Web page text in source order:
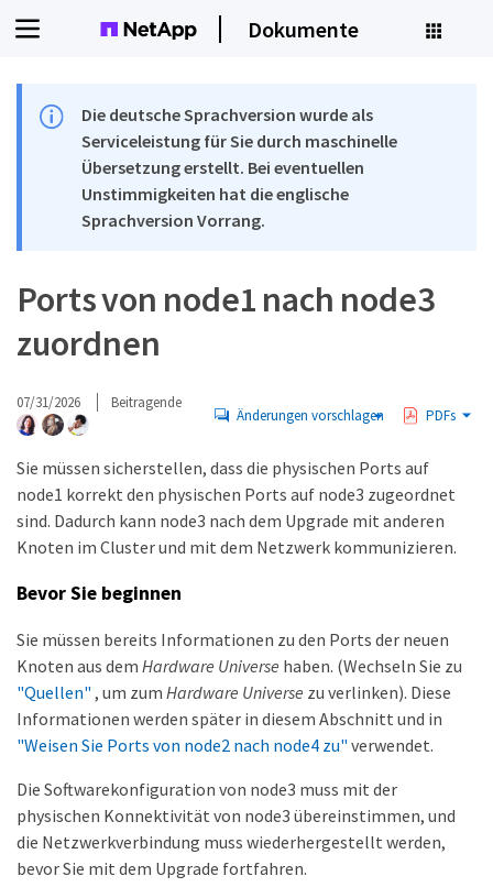
Dokumente
Die deutsche Sprachversion wurde als
Serviceleistung für Sie durch maschinelle
Übersetzung erstellt. Bei eventuellen
Unstimmigkeiten hat die englische
Sprachversion Vorrang.
Ports von node1 nach node3
zuordnen
07/31/2026 Beitragende
Änderungen vorschlagen PDFs
Sie müssen sicherstellen, dass die physischen Ports auf
node1 korrekt den physischen Ports auf node3 zugeordnet
sind. Dadurch kann node3 nach dem Upgrade mit anderen
Knoten im Cluster und mit dem Netzwerk kommunizieren.
Bevor Sie beginnen
Sie müssen bereits Informationen zu den Ports der neuen
Knoten aus dem Hardware Universe haben. (Wechseln Sie zu
"Quellen" , um zum Hardware Universe zu verlinken). Diese
Informationen werden später in diesem Abschnitt und in
"Weisen Sie Ports von node2 nach node4 zu" verwendet.
Die Softwarekonfiguration von node3 muss mit der
physischen Konnektivität von node3 übereinstimmen, und
die Netzwerkverbindung muss wiederhergestellt werden,
bevor Sie mit dem Upgrade fortfahren.